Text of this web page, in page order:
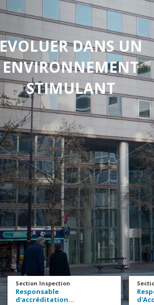
EVOLUER DANS UN
ENVIRONNEMENT
STIMULANT
Section Inspection
Responsable
d'accréditation…